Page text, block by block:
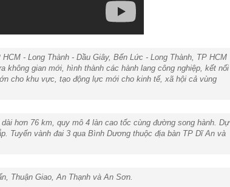
- Long Thành - Dầu Giây, Bến Lức - Long Thành, TP HCM
không gian mới, hình thành các hành lang công nghiệp, kết nối
cho khu vực, tạo động lực mới cho kinh tế, xã hội cả vùng
hơn 76 km, quy mô 4 làn cao tốc cùng đường song hành. Dự
Tuyến vành đai 3 qua Bình Dương thuộc địa bàn TP Dĩ An và
Thuận Giao, An Thạnh và An Sơn.